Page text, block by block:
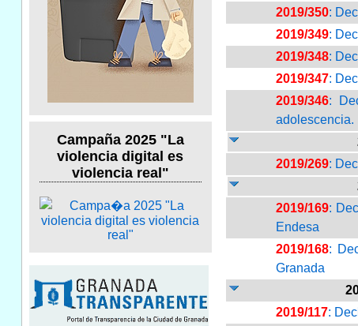
Campaña 2025 "La
violencia digital es
violencia real"
2019/350:
2019/349:
2019/348:
2019/347:
2019/346:
adolescencia.
2019/269:
2019/169:
Endesa
2019/168:
Granada
2019/117: